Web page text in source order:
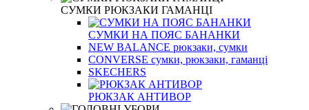
СУМКИ РЮКЗАКИ ГАМАНЦІ
СУМКИ НА ПОЯС БАНАНКИ
NEW BALANCE рюкзаки, сумки
CONVERSE сумки, рюкзаки, гаманці
SKECHERS
РЮКЗАК АНТИВОР